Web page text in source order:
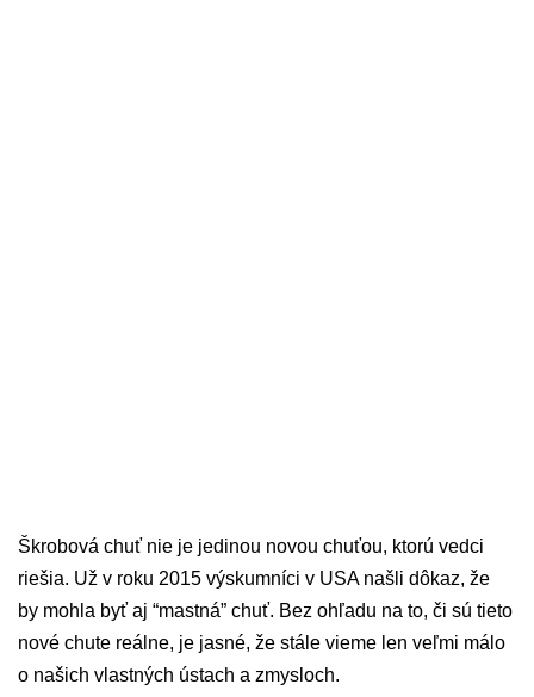
Škrobová chuť nie je jedinou novou chuťou, ktorú vedci
riešia. Už v roku 2015 výskumníci v USA našli dôkaz, že
by mohla byť aj “mastná” chuť. Bez ohľadu na to, či sú tieto
nové chute reálne, je jasné, že stále vieme len veľmi málo
o našich vlastných ústach a zmysloch.